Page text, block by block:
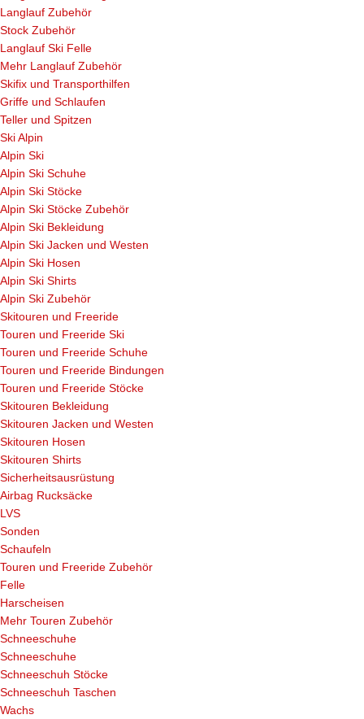
Langlauf Zubehör
Stock Zubehör
Langlauf Ski Felle
Mehr Langlauf Zubehör
Skifix und Transporthilfen
Griffe und Schlaufen
Teller und Spitzen
Ski Alpin
Alpin Ski
Alpin Ski Schuhe
Alpin Ski Stöcke
Alpin Ski Stöcke Zubehör
Alpin Ski Bekleidung
Alpin Ski Jacken und Westen
Alpin Ski Hosen
Alpin Ski Shirts
Alpin Ski Zubehör
Skitouren und Freeride
Touren und Freeride Ski
Touren und Freeride Schuhe
Touren und Freeride Bindungen
Touren und Freeride Stöcke
Skitouren Bekleidung
Skitouren Jacken und Westen
Skitouren Hosen
Skitouren Shirts
Sicherheitsausrüstung
Airbag Rucksäcke
LVS
Sonden
Schaufeln
Touren und Freeride Zubehör
Felle
Harscheisen
Mehr Touren Zubehör
Schneeschuhe
Schneeschuhe
Schneeschuh Stöcke
Schneeschuh Taschen
Wachs